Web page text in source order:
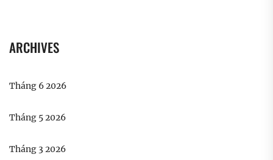
ARCHIVES
Tháng 6 2026
Tháng 5 2026
Tháng 3 2026